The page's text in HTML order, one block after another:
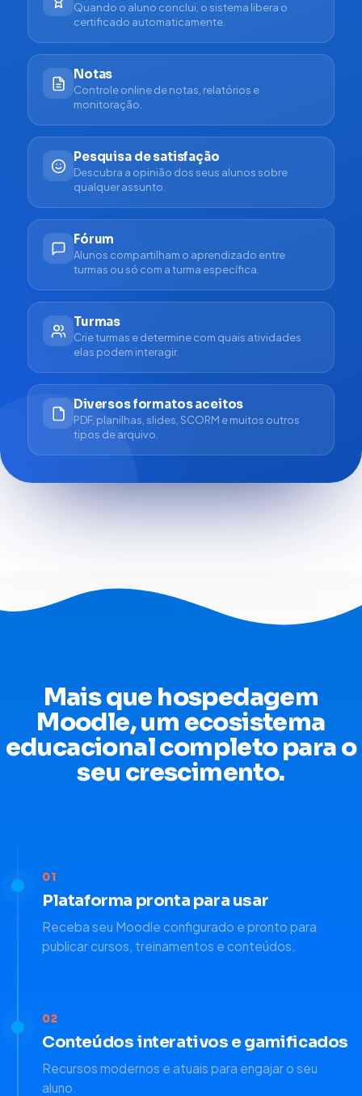
Quando o aluno conclui, o sistema libera o
certificado automaticamente.
Notas
Controle online de notas, relatórios e
monitoração.
Pesquisa de satisfação
Descubra a opinião dos seus alunos sobre
qualquer assunto.
Fórum
Alunos compartilham o aprendizado entre
turmas ou só com a turma específica.
Turmas
Crie turmas e determine com quais atividades
elas podem interagir.
Diversos formatos aceitos
PDF, planilhas, slides, SCORM e muitos outros
tipos de arquivo.
Mais que hospedagem
Moodle, um ecosistema
educacional completo para o
seu crescimento.
01
Plataforma pronta para usar
Receba seu Moodle configurado e pronto para
publicar cursos, treinamentos e conteúdos.
02
Conteúdos interativos e gamificados
Recursos modernos e atuais para engajar o seu
aluno.